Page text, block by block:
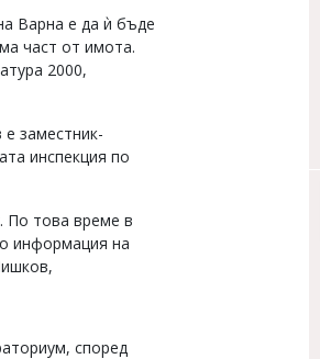
Варна е да ѝ бъде
част от имота.
2000,
заместник-
инспекция по
По това време в
информация на
според